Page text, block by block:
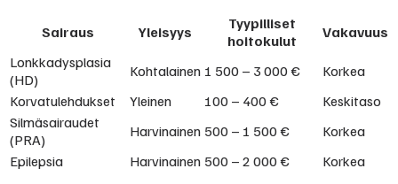
Sairaus Yleisyys
Tyypilliset
hoitokulut
Vakavuus
Lonkkadysplasia
(HD)
Kohtalainen 1 500 – 3 000 €
Korkea
Korvatulehdukset
Yleinen 100 – 400 €
Keskitaso
Silmäsairaudet
(PRA)
Harvinainen 500 – 1 500 €
Korkea
Epilepsia
Harvinainen 500 – 2 000 € Korkea